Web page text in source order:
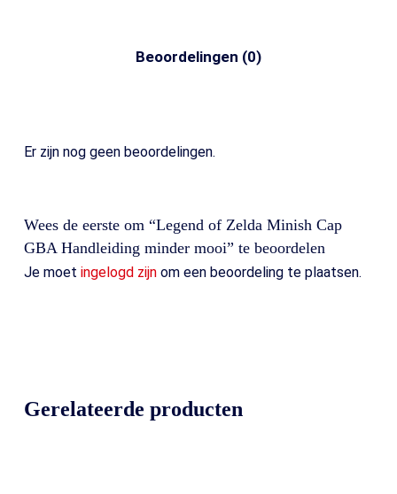
Beoordelingen (0)
Er zijn nog geen beoordelingen.
Wees de eerste om “Legend of Zelda Minish Cap
GBA Handleiding minder mooi” te beoordelen
Je moet ingelogd zijnom een beoordeling te plaatsen.
Gerelateerde producten